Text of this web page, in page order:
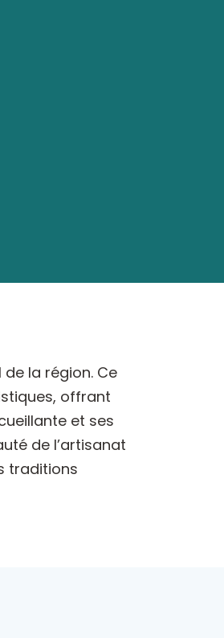
la région. Ce
offrant
et ses
de l’artisanat
traditions